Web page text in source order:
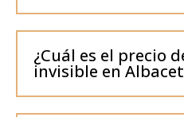
¿Cuál es el precio
invisible en